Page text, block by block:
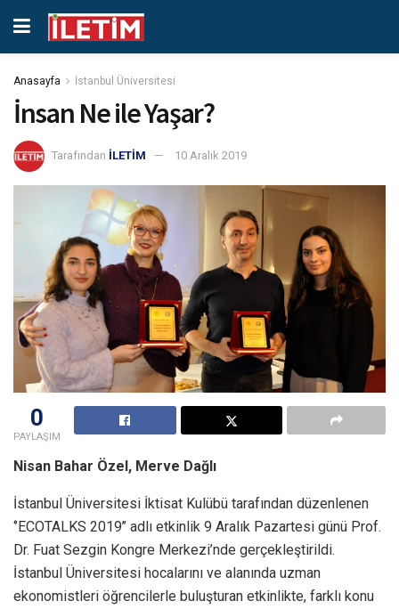
Anasayfa İstanbul Üniversitesi
İnsan Ne ile Yaşar?
Tarafından İLETİM 10 Aralık 2019
0
PAYLAŞIM
Nisan Bahar Özel, Merve Dağlı
İstanbul Üniversitesi İktisat Kulübü tarafından düzenlenen
‘’ECOTALKS 2019’’ adlı etkinlik 9 Aralık Pazartesi günü Prof.
Dr. Fuat Sezgin Kongre Merkezi’nde gerçekleştirildi.
İstanbul Üniversitesi hocalarını ve alanında uzman
ekonomistleri öğrencilerle buluşturan etkinlikte, farklı konu